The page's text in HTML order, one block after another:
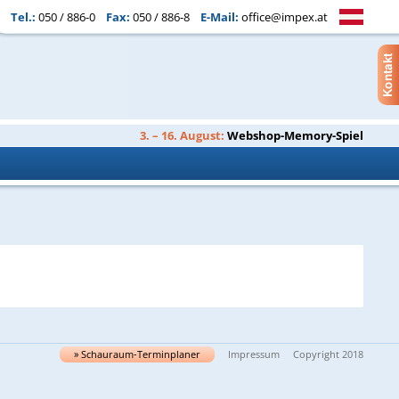
Tel.: 050 / 886-0 Fax: 050 / 886-8 E-Mail: office@impex.at
3. – 16. August: Webshop-Memory-Spiel
» Schau­raum-Ter­min­pla­ner Impressum Copyright 2018